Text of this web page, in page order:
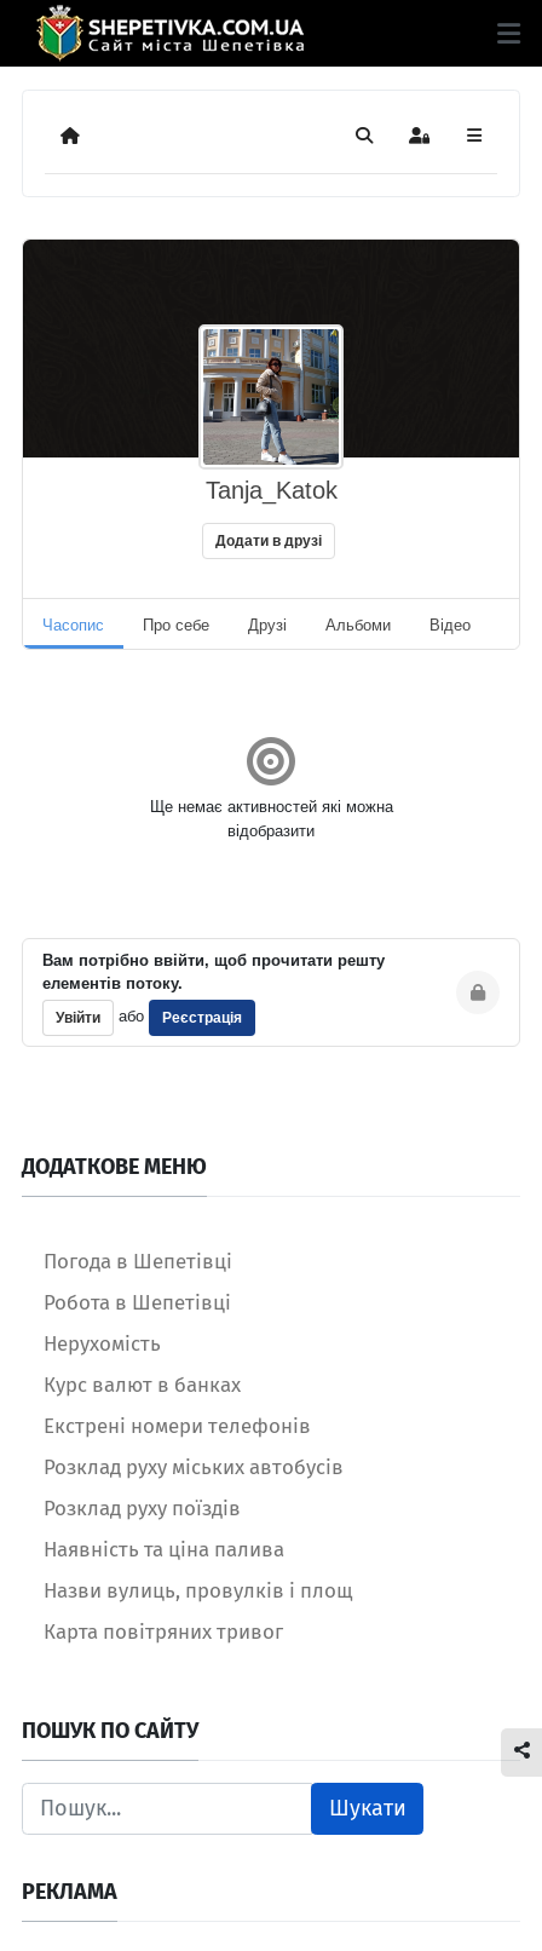
Додому ПошукSign In
Tanja_Katok
Додати в друзі
Часопис Про себе Друзі Альбоми Відео
Ще немає активностей які можна
відобразити
Вам потрібно ввійти, щоб прочитати решту
елементів потоку.
Увійти або Реєстрація
ДОДАТКОВЕ МЕНЮ
Погода в Шепетівці
Робота в Шепетівці
Нерухомість
Курс валют в банках
Екстрені номери телефонів
Розклад руху міських автобусів
Розклад руху поїздів
Наявність та ціна палива
Назви вулиць, провулків і площ
Карта повітряних тривог
ПОШУК ПО САЙТУ
Шукати
РЕКЛАМА